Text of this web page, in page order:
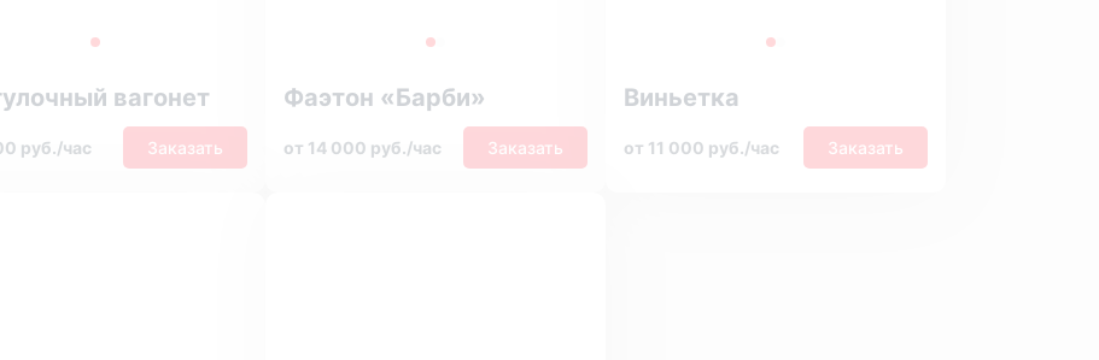
вагонет
руб./час Заказать
Фаэтон «Барби»
от 14 000 руб./час Заказать
Виньетка
от 11 000 руб./час Заказать